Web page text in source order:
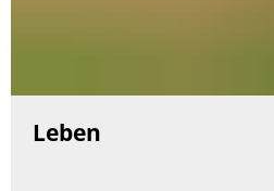
Leben